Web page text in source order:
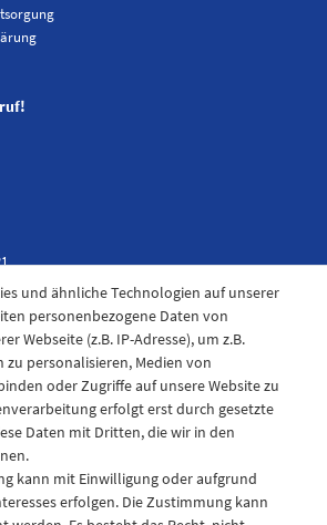
- 17.30 Uhr
und ähnliche Technologien auf unserer
personenbezogene Daten von
Webseite (z.B. IP-Adresse), um z.B.
zu personalisieren, Medien von
oder Zugriffe auf unsere Website zu
erfolgt erst durch gesetzte
Daten mit Dritten, die wir in den
kann mit Einwilligung oder aufgrund
erfolgen. Die Zustimmung kann